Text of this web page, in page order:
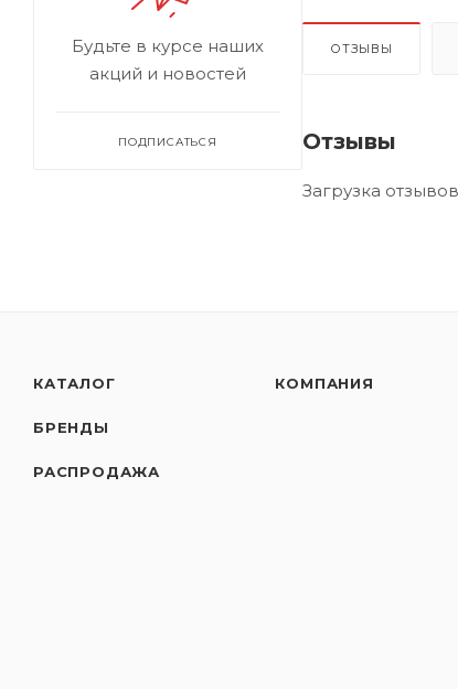
ОТЗЫВЫ
Отзывы
Загрузка
Будьте в курсе наших
акций и новостей
ПОДПИСАТЬСЯ
КАТАЛОГ
БРЕНДЫ
РАСПРОДАЖА
КОМПАНИЯ